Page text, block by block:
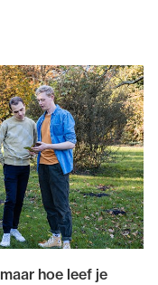
hoe leef je